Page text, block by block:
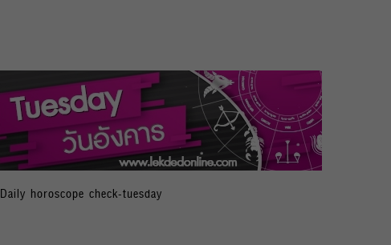
Daily horoscope check-tuesday